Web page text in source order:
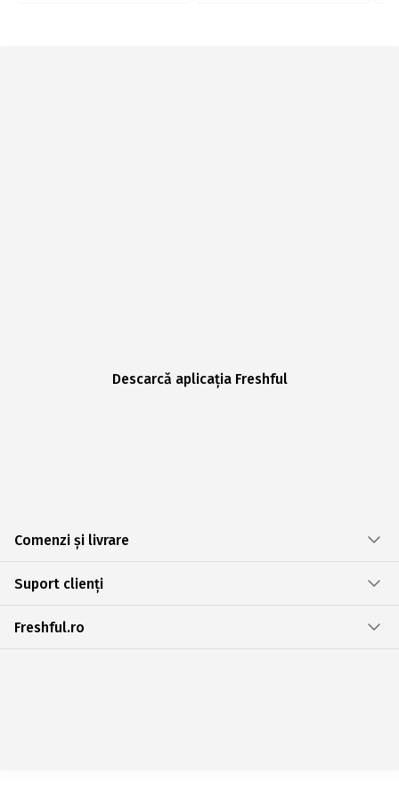
Descarcă aplicația Freshful
Comenzi și livrare
Suport clienți
Freshful.ro